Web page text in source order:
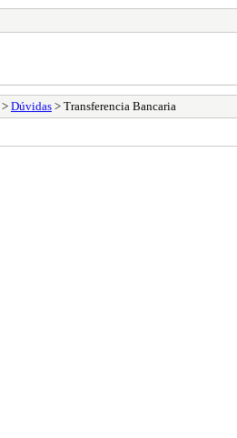
> Dúvidas > Transferencia Bancaria